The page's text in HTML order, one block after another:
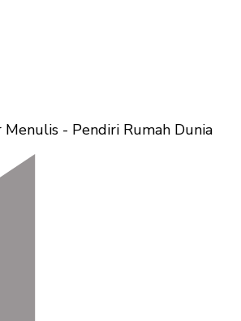
- Pendiri Rumah Dunia